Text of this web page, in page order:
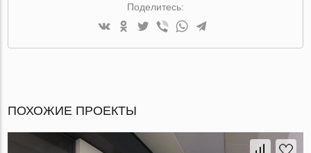
Поделитесь:
ПОХОЖИЕ ПРОЕКТЫ